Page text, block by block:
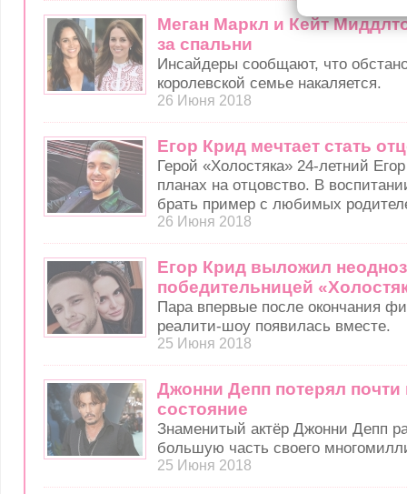
Меган Маркл и Кейт
за спальни
Инсайдеры сообщают, что
королевской семье накаляется.
26 Июня 2018
Егор Крид мечтает стать
Герой «Холостяка» 24-летний
планах на отцовство. В
брать пример с любимых
26 Июня 2018
Егор Крид выложил
победительницей
Пара впервые после окончания
реалити-шоу появилась вместе.
25 Июня 2018
Джонни Депп потерял почти
состояние
Знаменитый актёр Джонни Депп
большую часть своего
25 Июня 2018